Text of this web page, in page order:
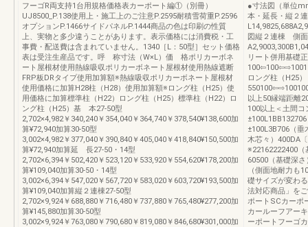
フーゴR両支持1台用規格価格表カーポート編①（別冊）
UJ8500_P.138使用上・施工上のご注意P.2595耐積雪荷重P.2596
オプションP.1466サイドパネルP.1444商品の色は印刷の性質
上、実物と多少違うことがあります。表示価格には消費税・工
事費・配送費は含まれていません。1340［L：50型］セット価格
表は受注生産品です。呼 称寸法（W×L）価 格ポリカーボネ
ート屋根材使用熱線吸収ポリカーボネート屋根材使用熱線遮断
FRP板DRタイプ使用加算額※熱線吸収ポリカーボネート屋根材
使用価格に加算H28柱（H28）使用加算額※ロング柱（H25）使
用価格に加算標準柱（H22）ロング柱（H25）標準柱（H22）ロ
ング柱（H25）基 本27-50型
2,702×4,982￥340,240￥354,040￥364,740￥378,540¥138,600加
算¥72,940加算30-50型
3,002×4,982￥377,040￥390,840￥405,040￥418,840¥150,500加
算¥72,940加算延 長27-50・14型
2,702×6,394￥502,420￥523,120￥533,920￥554,620¥178,200加
算¥109,040加算30-50・14型
3,002×6,394￥547,020￥567,720￥583,020￥603,720¥193,500加
算¥109,040加算縦２連棟27-50型
2,702×9,924￥688,880￥716,480￥737,880￥765,480¥277,200加
算¥145,880加算30-50型
3,002×9,924￥763,080￥790,680￥819,080￥846,680¥301,000加
●寸法図（単位
本・延長・縦２
図縦２連棟 側面
リート併用基礎
ロング柱（H25
以上50縁端距離
100以上＜土間
±100L3B706（垂
木芯々）400DA
※22162222400（
60500（基礎深
（側面地耐力も
礎サイズが変わ
法対応商品」を
ポートSCカーポ
カールーフアー
ーポートフーゴ